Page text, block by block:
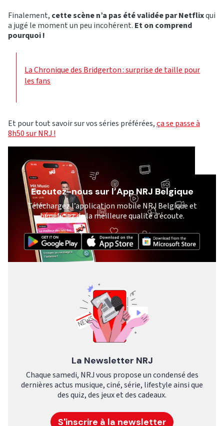
Finalement, cette scène n’a pas été validée par Netflixqui
a jugé le moment un peu incohérent. Et on comprend
pourquoi !
La Chronique des Bridgerton : surprise de taille pour
les fans
Et pour tout savoir sur vos séries préférées,ça se passe à
8h50 sur NRJ !
Ecoutez-nous sur l’App NRJ Belgique
Téléchargez l’application mobile NRJ Belgique et
bénéficiez de la meilleure qualité d’écoute.
La Newsletter NRJ
Chaque samedi, NRJ vous propose un condensé des
dernières actus musique, ciné, série, lifestyle ainsi que
des quiz, des jeux et des cadeaux.
S'inscrire à la newsletter